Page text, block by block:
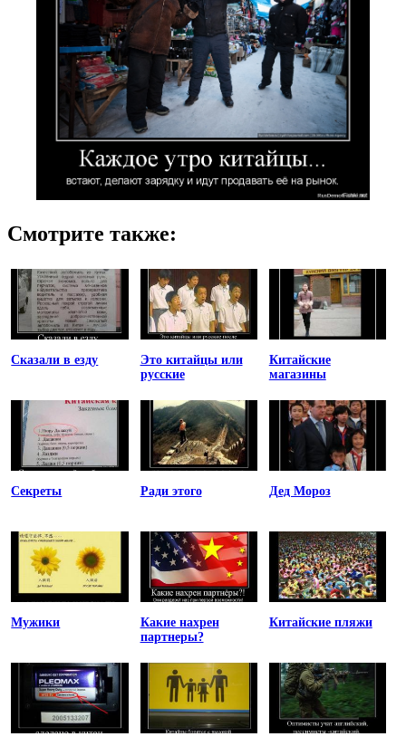
Смотрите также:
Сказали в езду
Это китайцы или
русские
Китайские
магазины
Секреты Ради этого Дед Мороз
Мужики
Какие нахрен
партнеры?
Китайские пляжи